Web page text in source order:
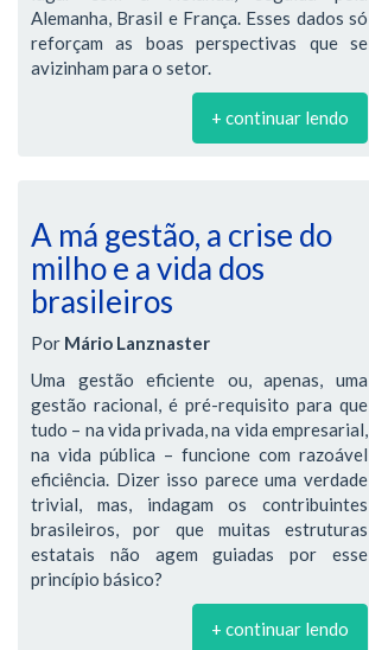
Alemanha, Brasil e França. Esses dados só
reforçam as boas perspectivas que se
avizinham para o setor.
+ continuar lendo
A má gestão, a crise do
milho e a vida dos
brasileiros
Por Mário Lanznaster
Uma gestão eficiente ou, apenas, uma
gestão racional, é pré-requisito para que
tudo – na vida privada, na vida empresarial,
na vida pública – funcione com razoável
eficiência. Dizer isso parece uma verdade
trivial, mas, indagam os contribuintes
brasileiros, por que muitas estruturas
estatais não agem guiadas por esse
princípio básico?
+ continuar lendo